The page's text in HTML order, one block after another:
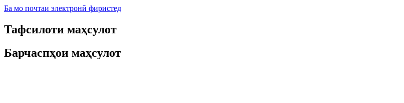
Ба мо почтаи электронӣ фиристед
Тафсилоти маҳсулот
Барчаспҳои маҳсулот